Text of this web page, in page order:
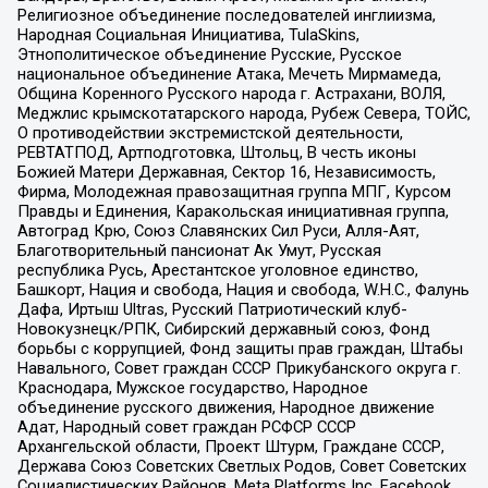
Религиозное объединение последователей инглиизма,
Народная Социальная Инициатива, TulaSkins,
Этнополитическое объединение Русские, Русское
национальное объединение Атака, Мечеть Мирмамеда,
Община Коренного Русского народа г. Астрахани, ВОЛЯ,
Меджлис крымскотатарского народа, Рубеж Севера, ТОЙС,
О противодействии экстремистской деятельности,
РЕВТАТПОД, Артподготовка, Штольц, В честь иконы
Божией Матери Державная, Сектор 16, Независимость,
Фирма, Молодежная правозащитная группа МПГ, Курсом
Правды и Единения, Каракольская инициативная группа,
Автоград Крю, Союз Славянских Сил Руси, Алля-Аят,
Благотворительный пансионат Ак Умут, Русская
республика Русь, Арестантское уголовное единство,
Башкорт, Нация и свобода, Нация и свобода, W.H.С., Фалунь
Дафа, Иртыш Ultras, Русский Патриотический клуб-
Новокузнецк/РПК, Сибирский державный союз, Фонд
борьбы с коррупцией, Фонд защиты прав граждан, Штабы
Навального, Совет граждан СССР Прикубанского округа г.
Краснодара, Мужское государство, Народное
объединение русского движения, Народное движение
Адат, Народный совет граждан РСФСР СССР
Архангельской области, Проект Штурм, Граждане СССР,
Держава Союз Советских Светлых Родов, Совет Советских